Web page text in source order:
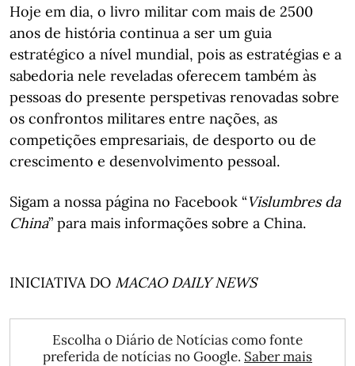
Hoje em dia, o livro militar com mais de 2500
anos de história continua a ser um guia
estratégico a nível mundial, pois as estratégias e a
sabedoria nele reveladas oferecem também às
pessoas do presente perspetivas renovadas sobre
os confrontos militares entre nações, as
competições empresariais, de desporto ou de
crescimento e desenvolvimento pessoal.
Sigam a nossa página no Facebook “Vislumbres da
China” para mais informações sobre a China.
INICIATIVA DO MACAO DAILY NEWS
Escolha o Diário de Notícias como fonte
preferida de notícias no Google. Saber mais